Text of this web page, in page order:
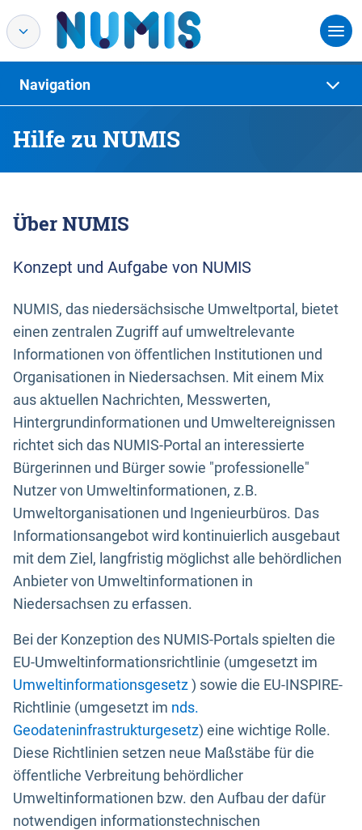
Hilfe zu NUMIS
Navigation
Über NUMIS
Konzept und Aufgabe von NUMIS
NUMIS, das niedersächsische Umweltportal, bietet
einen zentralen Zugriff auf umweltrelevante
Informationen von öffentlichen Institutionen und
Organisationen in Niedersachsen. Mit einem Mix
aus aktuellen Nachrichten, Messwerten,
Hintergrundinformationen und Umweltereignissen
richtet sich das NUMIS-Portal an interessierte
Bürgerinnen und Bürger sowie "professionelle"
Nutzer von Umweltinformationen, z.B.
Umweltorganisationen und Ingenieurbüros. Das
Informationsangebot wird kontinuierlich ausgebaut
mit dem Ziel, langfristig möglichst alle behördlichen
Anbieter von Umweltinformationen in
Niedersachsen zu erfassen.
Bei der Konzeption des NUMIS-Portals spielten die
EU-Umweltinformationsrichtlinie (umgesetzt im
Umweltinformationsgesetz) sowie die EU-INSPIRE-
Richtlinie (umgesetzt im nds.
Geodateninfrastrukturgesetz) eine wichtige Rolle.
Diese Richtlinien setzen neue Maßstäbe für die
öffentliche Verbreitung behördlicher
Umweltinformationen bzw. den Aufbau der dafür
notwendigen informationstechnischen